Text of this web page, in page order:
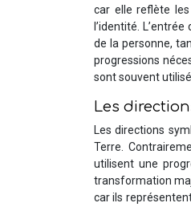
car elle reflète
l’identité.
de la personne,
progressions
sont souvent
Les
Les directions
Terre.
utilisent une
transformation
car ils